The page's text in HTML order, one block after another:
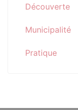
Découverte
Municipalité
Pratique